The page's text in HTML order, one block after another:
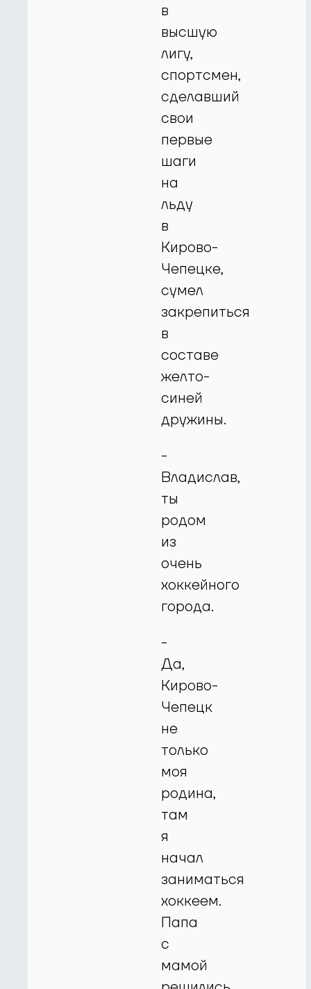
в
высшую
лигу,
спортсмен,
сделавший
свои
первые
шаги
на
льду
в
Кирово-
Чепецке,
сумел
закрепиться
в
составе
желто-
синей
дружины.
-
Владислав,
ты
родом
из
очень
хоккейного
города.
-
Да,
Кирово-
Чепецк
не
только
моя
родина,
там
я
начал
заниматься
хоккеем.
Папа
с
мамой